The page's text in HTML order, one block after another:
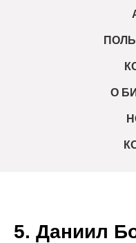
О
5. Даниил